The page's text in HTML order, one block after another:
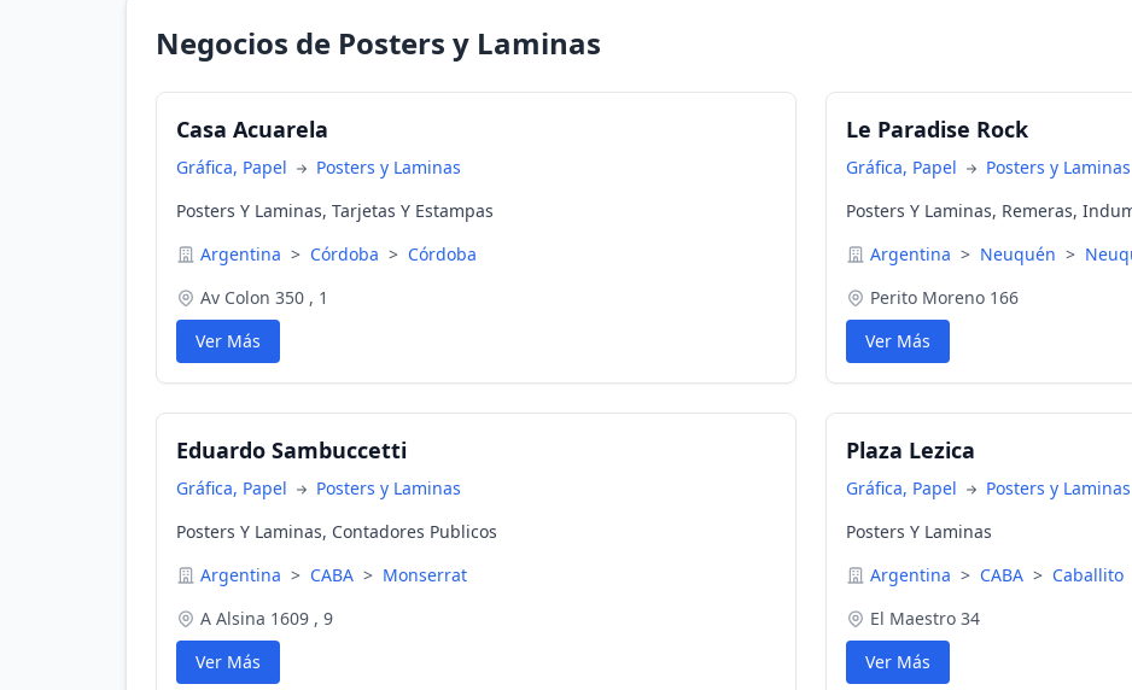
Negocios de Posters y Laminas
Casa Acuarela
Gráfica, Papel
Posters y Laminas
Posters Y Laminas, Tarjetas Y Estampas
Argentina > Córdoba > Córdoba
Av Colon 350 , 1
Ver Más
Le Paradise Rock
Gráfica, Papel
Posters y Laminas
Posters Y Laminas, Remeras,
Argentina > Neuquén >
Perito Moreno 166
Ver Más
Eduardo Sambuccetti
Gráfica, Papel
Posters y Laminas
Posters Y Laminas, Contadores Publicos
Argentina > CABA > Monserrat
A Alsina 1609 , 9
Ver Más
Plaza Lezica
Gráfica, Papel
Posters y Laminas
Posters Y Laminas
Argentina > CABA > Caballito
El Maestro 34
Ver Más